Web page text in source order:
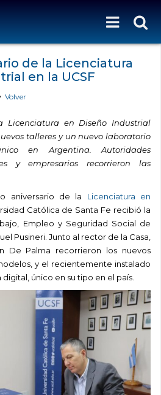
de la Licenciatura
en la UCSF
Volver
Licenciatura en Diseño Industrial
talleres y un nuevo laboratorio
en Argentina. Autoridades
y empresarios recorrieron las
aniversario de la Licenciatura en
Católica de Santa Fe recibió la
Empleo y Seguridad Social de
Pusineri. Junto al rector de la Casa,
De Palma recorrieron los nuevos
y el recientemente instalado
único en su tipo en el país.